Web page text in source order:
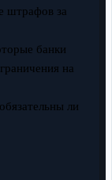
штрафов за
банки
на
ли